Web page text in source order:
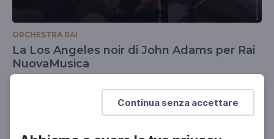
Continua senza accettare
ORCHESTRA RAI
La Los Angeles noir di John Adams per Rai
NuovaMusica
Alessandro Taverna - anche in diretta streaming